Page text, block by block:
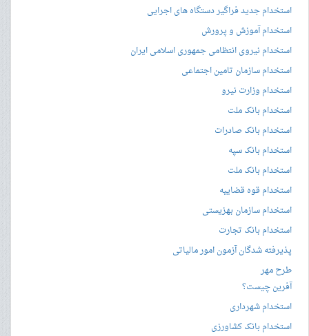
استخدام جدید فراگیر دستگاه های اجرایی
استخدام آموزش و پرورش
استخدام نیروی انتظامی جمهوری اسلامی ایران
استخدام سازمان تامین اجتماعی
استخدام وزارت نیرو
استخدام بانک ملت
استخدام بانک صادرات
استخدام بانک سپه
استخدام بانک ملت
استخدام قوه قضاییه
استخدام سازمان بهزیستی
استخدام بانک تجارت
پذیرفته شدگان آزمون امور مالیاتی
طرح مهر
آفرین چیست؟
استخدام شهرداری
استخدام بانک کشاورزی